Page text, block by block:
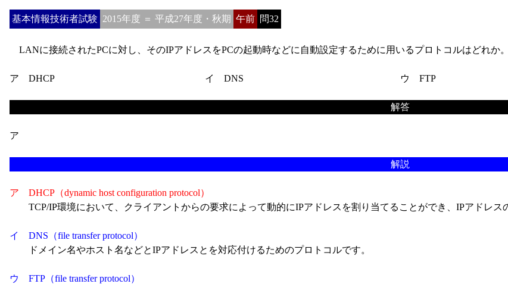
基本情報技術者試験 2015年度 ＝ 平成27年度・秋期 午前 問32
LANに接続されたPCに対し、そのIPアドレスをPCの起動時などに自動設定するために用いるプロトコルはどれか。
ア DHCP イ DNS ウ FTP
解答
ア
解説
ア DHCP（dynamic host configuration protocol）
TCP/IP環境において、クライアントからの要求によって動的にIPアドレスを割り当てることができ、IPアドレス
イ DNS（file transfer protocol）
ドメイン名やホスト名などとIPアドレスとを対応付けるためのプロトコルです。
ウ FTP（file transfer protocol）